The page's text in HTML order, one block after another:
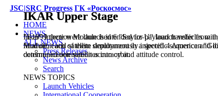
JSC|SRC Progress ГК «Роскосмос»
HOME
NEWS
ALL NEWS
Press Releases
News Archive
Search
NEWS TOPICS
Launch Vehicles
IKAR Upper Stage
"Ikar" Injection Module is intended for payload transfer from
final orbit and satellite deployment in a specific sequence and
determined orientation accuracy and attitude control.
IKAR Upper Stage
In 1999 there were launched 6 "Soyuz-U" launch vehicles
Module, each of them simultaneously injected 4 American
communication satellites into orbit.